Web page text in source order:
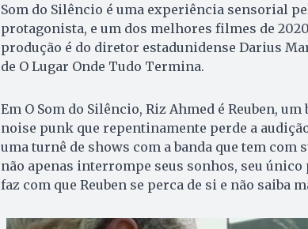
Som do Silêncio é uma experiência sensorial
protagonista, e um dos melhores filmes de
produção é do diretor estadunidense Darius
de O Lugar Onde Tudo Termina.
Em O Som do Silêncio, Riz Ahmed é Reuben,
noise punk que repentinamente perde a
uma turnê de shows com a banda que tem com
não apenas interrompe seus sonhos, seu
faz com que Reuben se perca de si e não saiba